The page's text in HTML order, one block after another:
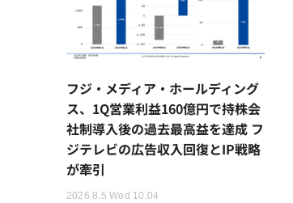
フジ・メディア・ホールディング
ス、1Q営業利益160億円で持株会
社制導入後の過去最高益を達成 フ
ジテレビの広告収入回復とIP戦略
が牽引
2026.8.5 Wed 10:04